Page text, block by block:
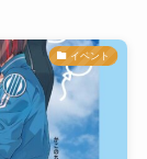
イベント